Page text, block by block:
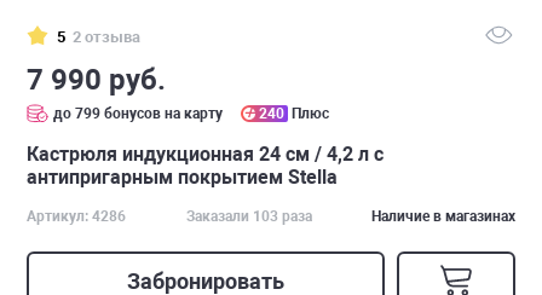
5 2 отзыва
7 990 руб.
до 799 бонусов на карту 240 Плюс
Кастрюля индукционная 24 см / 4,2 л с
антипригарным покрытием Stella
Артикул: 4286 Заказали 103 раза Наличие в магазинах
Забронировать